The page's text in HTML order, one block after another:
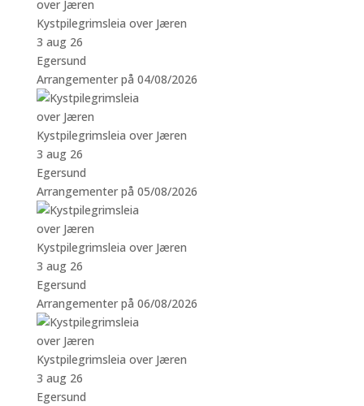
Kystpilegrimsleia over Jæren
3 aug 26
Egersund
Arrangementer på 04/08/2026
Kystpilegrimsleia over Jæren
3 aug 26
Egersund
Arrangementer på 05/08/2026
Kystpilegrimsleia over Jæren
3 aug 26
Egersund
Arrangementer på 06/08/2026
Kystpilegrimsleia over Jæren
3 aug 26
Egersund